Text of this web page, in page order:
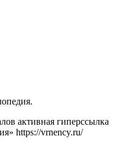
активная гиперссылка
https://vrnency.ru/